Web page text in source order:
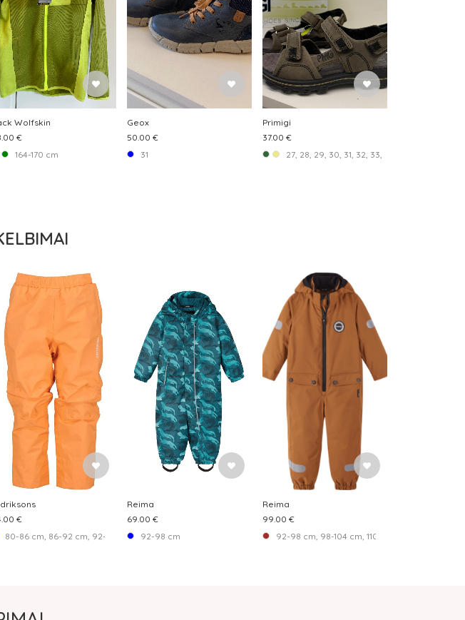
Wolfskin
€
164-170 cm
Geox
50.00 €
31
Primigi
37.00 €
27, 28, 29, 30, 31, 32, 33, 34
122 cm, 122-128 cm, 128-134 cm, 134-140 cm, 140-146 cm
104-110 cm
€
80-86 cm, 86-92 cm, 92-98 cm, 98-104 cm, 104-110 cm, 110-116 cm, 116-122 cm, 122-128 cm, 128-134 cm, 134-140 cm,
Reima
69.00 €
92-98 cm
Reima
99.00 €
92-98 cm, 98-104 cm, 110-116 cm